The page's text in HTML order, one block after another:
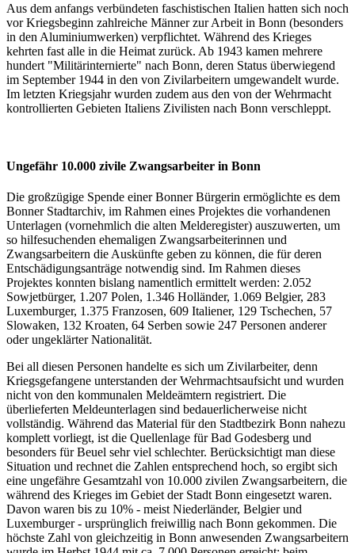
Aus dem anfangs verbündeten faschistischen Italien hatten sich noch
vor Kriegsbeginn zahlreiche Männer zur Arbeit in Bonn (besonders
in den Aluminiumwerken) verpflichtet. Während des Krieges
kehrten fast alle in die Heimat zurück. Ab 1943 kamen mehrere
hundert "Militärinternierte" nach Bonn, deren Status überwiegend
im September 1944 in den von Zivilarbeitern umgewandelt wurde.
Im letzten Kriegsjahr wurden zudem aus den von der Wehrmacht
kontrollierten Gebieten Italiens Zivilisten nach Bonn verschleppt.
Ungefähr 10.000 zivile Zwangsarbeiter in Bonn
Die großzügige Spende einer Bonner Bürgerin ermöglichte es dem
Bonner Stadtarchiv, im Rahmen eines Projektes die vorhandenen
Unterlagen (vornehmlich die alten Melderegister) auszuwerten, um
so hilfesuchenden ehemaligen Zwangsarbeiterinnen und
Zwangsarbeitern die Auskünfte geben zu können, die für deren
Entschädigungsanträge notwendig sind. Im Rahmen dieses
Projektes konnten bislang namentlich ermittelt werden: 2.052
Sowjetbürger, 1.207 Polen, 1.346 Holländer, 1.069 Belgier, 283
Luxemburger, 1.375 Franzosen, 609 Italiener, 129 Tschechen, 57
Slowaken, 132 Kroaten, 64 Serben sowie 247 Personen anderer
oder ungeklärter Nationalität.
Bei all diesen Personen handelte es sich um Zivilarbeiter, denn
Kriegsgefangene unterstanden der Wehrmachtsaufsicht und wurden
nicht von den kommunalen Meldeämtern registriert. Die
überlieferten Meldeunterlagen sind bedauerlicherweise nicht
vollständig. Während das Material für den Stadtbezirk Bonn nahezu
komplett vorliegt, ist die Quellenlage für Bad Godesberg und
besonders für Beuel sehr viel schlechter. Berücksichtigt man diese
Situation und rechnet die Zahlen entsprechend hoch, so ergibt sich
eine ungefähre Gesamtzahl von 10.000 zivilen Zwangsarbeitern, die
während des Krieges im Gebiet der Stadt Bonn eingesetzt waren.
Davon waren bis zu 10% - meist Niederländer, Belgier und
Luxemburger - ursprünglich freiwillig nach Bonn gekommen. Die
höchste Zahl von gleichzeitig in Bonn anwesenden Zwangsarbeitern